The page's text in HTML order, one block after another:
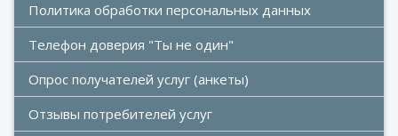
Политика обработки персональных данных
Телефон доверия "Ты не один"
Опрос получателей услуг (анкеты)
Отзывы потребителей услуг